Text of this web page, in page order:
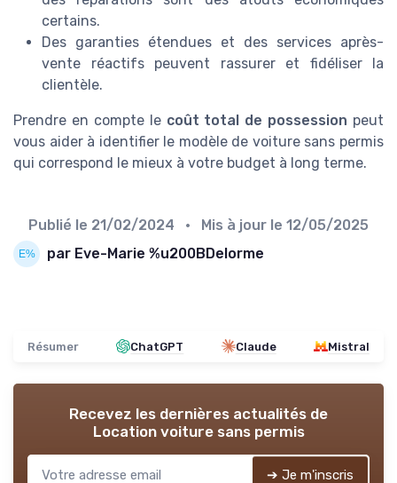
certains.
Des garanties étendues et des services après-
vente réactifs peuvent rassurer et fidéliser la
clientèle.
Prendre en compte le coût total de possession peut
vous aider à identifier le modèle de voiture sans permis
qui correspond le mieux à votre budget à long terme.
Publié le 21/02/2024 • Mis à jour le 12/05/2025
par Eve-Marie %u200BDelorme
Résumer ChatGPT Claude Mistral
Recevez les dernières actualités de
Location voiture sans permis
➔ Je m'inscris